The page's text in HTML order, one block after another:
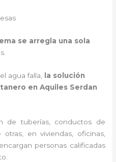
se arregla una sola
agua falla,
la solución
en Aquiles Serdan
de tuberías, conductos de
en viviendas, oficinas,
personas calificadas